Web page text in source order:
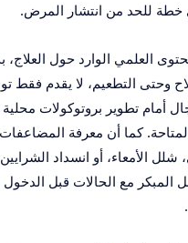
للحد من انتشار المرض.
العلمي الوارد حول
وحتى التطعيم، لا يقدم فقط
أمام تطوير بروتوكولات
كما أن معرفة
شلل الأمعاء، أو انسداد
المبكر مع الحالات قبل